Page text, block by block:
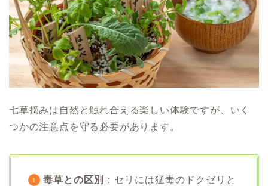
七草摘みは自然と触れ合える楽しい体験ですが、いく
つかの注意点を守る必要があります。
毒草との区別
：セリには猛毒のドクゼリと